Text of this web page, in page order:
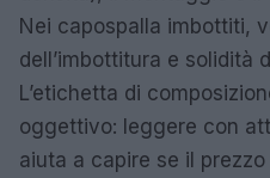
Nei capospalla imbottiti,
dell’imbottitura e solidità
L’etichetta di
oggettivo: leggere con
aiuta a capire se il